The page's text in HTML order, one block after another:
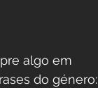
algo em
do género: